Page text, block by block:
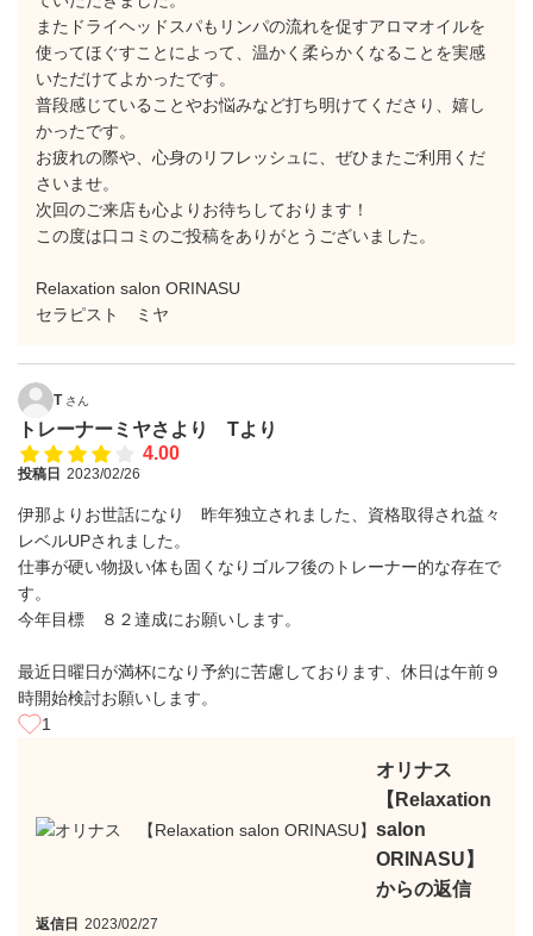
またドライヘッドスパもリンパの流れを促すアロマオイルを
使ってほぐすことによって、温かく柔らかくなることを実感
いただけてよかったです。
普段感じていることやお悩みなど打ち明けてくださり、嬉し
かったです。
お疲れの際や、心身のリフレッシュに、ぜひまたご利用くだ
さいませ。
次回のご来店も心よりお待ちしております！
この度は口コミのご投稿をありがとうございました。
Relaxation salon ORINASU
セラピスト ミヤ
T さん
トレーナーミヤさより Tより
4.00
投稿日 2023/02/26
伊那よりお世話になり 昨年独立されました、資格取得され益々
レベルUPされました。
仕事が硬い物扱い体も固くなりゴルフ後のトレーナー的な存在で
す。
今年目標 ８２達成にお願いします。
最近日曜日が満杯になり予約に苦慮しております、休日は午前９
時開始検討お願いします。
1
オリナス
【Relaxation
salon
ORINASU】
からの返信
返信日 2023/02/27